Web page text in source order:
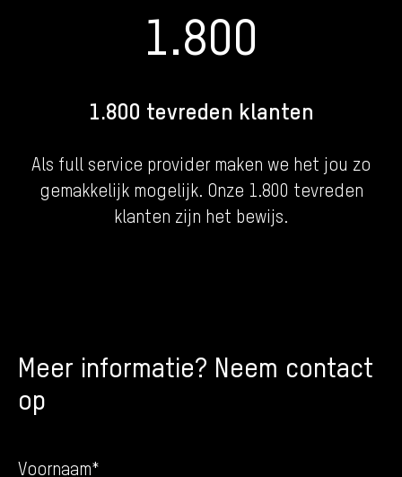
1.800
1.800 tevreden klanten
Als full service provider maken we het jou zo
gemakkelijk mogelijk. Onze 1.800 tevreden
klanten zijn het bewijs.
Meer informatie? Neem contact
op
Voornaam*